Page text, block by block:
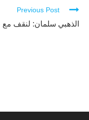
Continue
Reading
Previous Post
الذهبي سلمان: لنقف مع